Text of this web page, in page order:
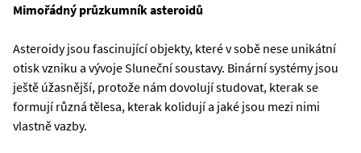
Mimořádný průzkumník asteroidů
Asteroidy jsou fascinující objekty, které v sobě nese unikátní
otisk vzniku a vývoje Sluneční soustavy. Binární systémy jsou
ještě úžasnější, protože nám dovolují studovat, kterak se
formují různá tělesa, kterak kolidují a jaké jsou mezi nimi
vlastně vazby.